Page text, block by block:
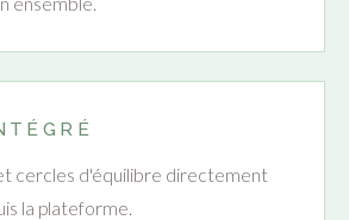
cercles d'équilibre directement
la plateforme.